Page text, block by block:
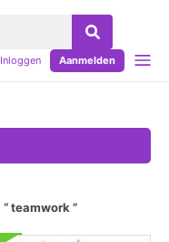
Inloggen Aanmelden
teamwork